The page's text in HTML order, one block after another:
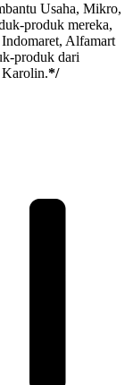
Usaha, Mikro,
produk mereka,
Alfamart
produk dari
Karolin.*/